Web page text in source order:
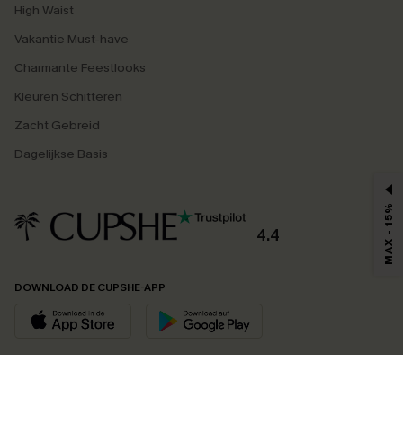
High Waist
Vakantie Must-have
Charmante Feestlooks
Kleuren Schitteren
Zacht Gebreid
Dagelijkse Basis
4.4
DOWNLOAD DE CUPSHE-APP
MAX - 15%